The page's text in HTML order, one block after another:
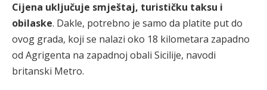
Cijena uključuje smještaj, turističku taksu i
obilaske. Dakle, potrebno je samo da platite put do
ovog grada, koji se nalazi oko 18 kilometara zapadno
od Agrigenta na zapadnoj obali Sicilije, navodi
britanski Metro.